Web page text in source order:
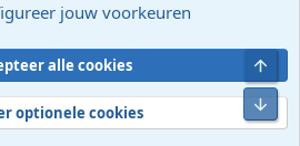
jouw voorkeuren
alle cookies
optionele cookies